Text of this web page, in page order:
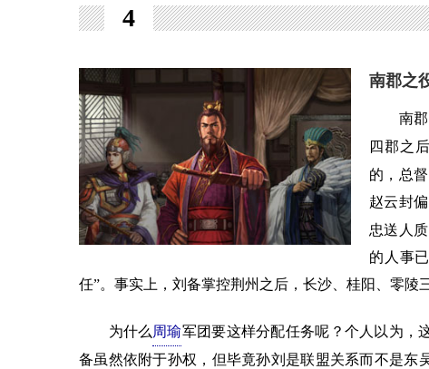
4
南郡之
南郡之
四郡之
的，总
赵云封
忠送人
的人事
任”。事实上，刘备掌控荆州之后，长沙、桂阳、零陵
为什么 周瑜军团要这样分配任务呢？个人以为，
备虽然依附于孙权，但毕竟孙刘是联盟关系而不是